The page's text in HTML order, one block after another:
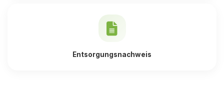
Entsorgungsnachweis